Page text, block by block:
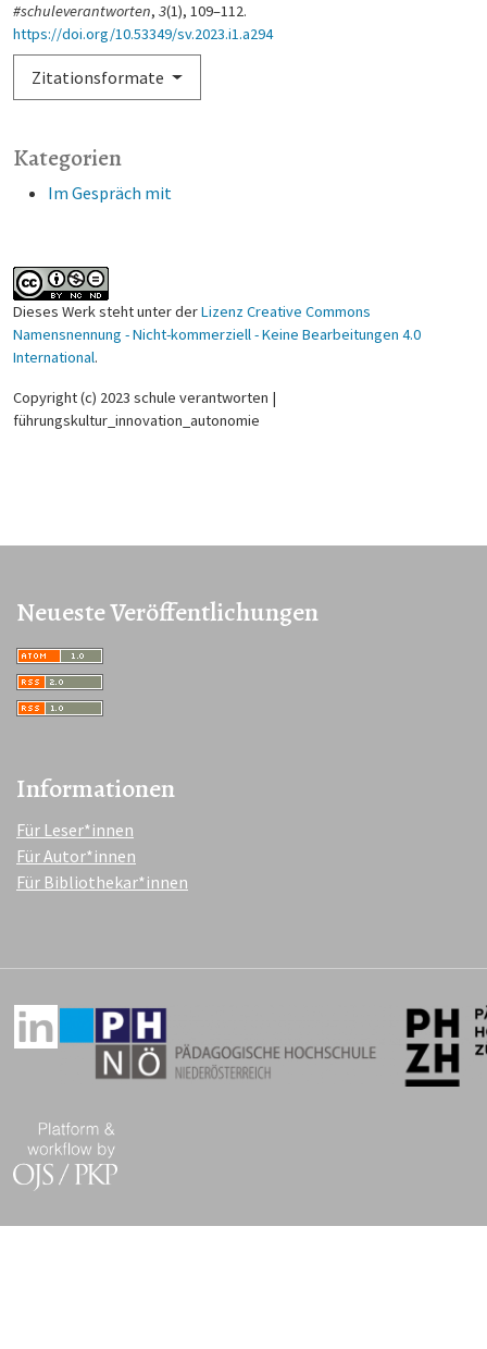
Kategorien
Im Gespräch mit
#schuleverantworten, 3(1), 109–112.
https://doi.org/10.53349/sv.2023.i1.a294
Zitationsformate
Dieses Werk steht unter derLizenz Creative Commons
Namensnennung - Nicht-kommerziell - Keine Bearbeitungen 4.0
International.
Copyright (c) 2023 schule verantworten |
führungskultur_innovation_autonomie
Neueste Veröffentlichungen
Informationen
Für Leser*innen
Für Autor*innen
Für Bibliothekar*innen